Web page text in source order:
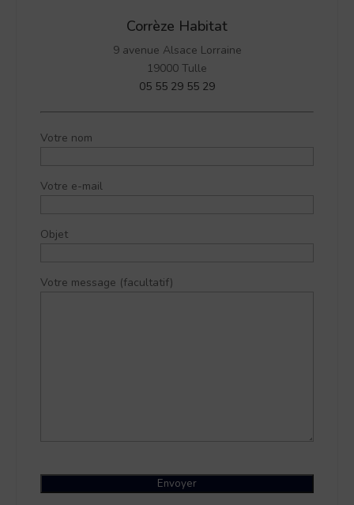
Corrèze Habitat
9 avenue Alsace Lorraine
19000 Tulle
05 55 29 55 29
Votre nom
Votre e-mail
Objet
Votre message (facultatif)